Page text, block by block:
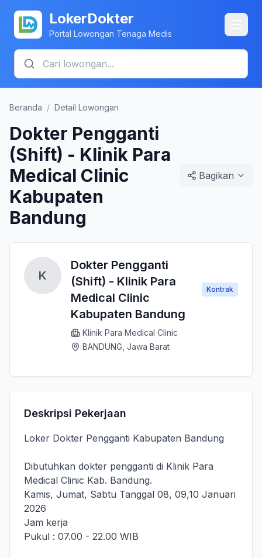
LokerDokter
Portal Lowongan Tenaga Medis
Beranda / Detail Lowongan
Dokter Pengganti
(Shift) - Klinik Para
Medical Clinic
Kabupaten
Bandung
Bagikan
K
Dokter Pengganti
(Shift) - Klinik Para
Medical Clinic
Kabupaten Bandung
Kontrak
Klinik Para Medical Clinic
BANDUNG, Jawa Barat
Deskripsi Pekerjaan
Loker Dokter Pengganti Kabupaten Bandung
‎Dibutuhkan dokter pengganti di Klinik Para
Medical Clinic Kab. Bandung.
‎Kamis, Jumat, Sabtu Tanggal 08, 09,10 Januari
2026
‎Jam kerja
‎Pukul : 07.00 - 22.00 WIB